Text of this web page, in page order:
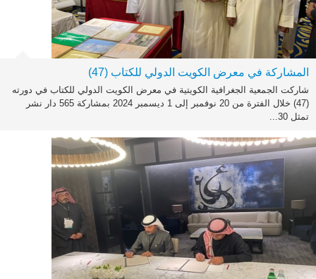
المشاركة في معرض الكويت الدولي للكتاب (47)
شاركت الجمعية الجغرافية الكويتية في معرض الكويت الدولي للكتاب في دورته
(47) خلال الفترة من 20 نوفمبر إلى 1 ديسمبر 2024 بمشاركة 565 دار نشر
تمثل 30...